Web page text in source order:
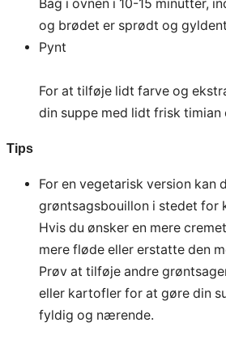
Bag i ovnen i 10-15 minutter,
og brødet er sprødt og
Pynt
For at tilføje lidt farve og
din suppe med lidt frisk timian
Tips
For en vegetarisk version kan
grøntsagsbouillon i stedet for
Hvis du ønsker en mere
mere fløde eller erstatte den
Prøv at tilføje andre
eller kartofler for at gøre din
fyldig og nærende.